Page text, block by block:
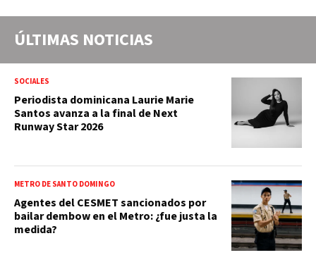
ÚLTIMAS NOTICIAS
SOCIALES
Periodista dominicana Laurie Marie
Santos avanza a la final de Next
Runway Star 2026
METRO DE SANTO DOMINGO
Agentes del CESMET sancionados por
bailar dembow en el Metro: ¿fue justa la
medida?